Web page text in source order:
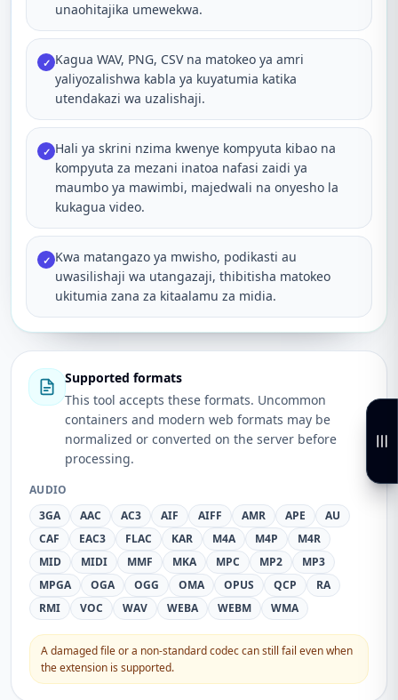
unaohitajika umewekwa.
✓ Kagua WAV, PNG, CSV na matokeo ya amri
yaliyozalishwa kabla ya kuyatumia katika
utendakazi wa uzalishaji.
✓ Hali ya skrini nzima kwenye kompyuta kibao na
kompyuta za mezani inatoa nafasi zaidi ya
maumbo ya mawimbi, majedwali na onyesho la
kukagua video.
✓ Kwa matangazo ya mwisho, podikasti au
uwasilishaji wa utangazaji, thibitisha matokeo
ukitumia zana za kitaalamu za midia.
Supported formats
This tool accepts these formats. Uncommon
containers and modern web formats may be
normalized or converted on the server before
processing.
AUDIO
3GA
AAC AC3 AIF AIFF AMR APE
AU
CAF
EAC3 FLAC KAR M4A M4P
M4R
MID
MIDI MMF MKA MPC MP2
MP3
MPGA
OGA OGG OMA OPUS QCP
RA
RMI
VOC WAV WEBA WEBM WMA
A damaged file or a non-standard codec can still fail even when
the extension is supported.